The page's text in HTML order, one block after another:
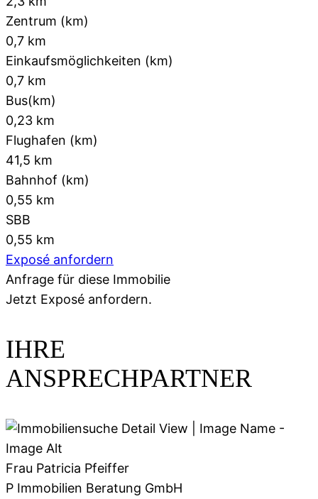
Zentrum (km)
0,7 km
Einkaufsmöglichkeiten (km)
0,7 km
Bus(km)
0,23 km
Flughafen (km)
41,5 km
Bahnhof (km)
0,55 km
SBB
0,55 km
Exposé anfordern
Anfrage für diese Immobilie
Jetzt Exposé anfordern.
IHRE
ANSPRECHPARTNER
Frau Patricia Pfeiffer
P Immobilien Beratung GmbH